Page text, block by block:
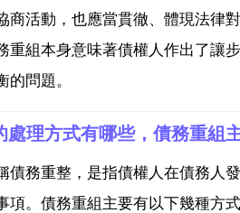
商活動，也應當貫徹、體現法律
重組本身意味著債權人作出了
的問題。
處理方式有哪些，債務重組
債務重整，是指債權人在債務人
項。債務重組主要有以下幾種方